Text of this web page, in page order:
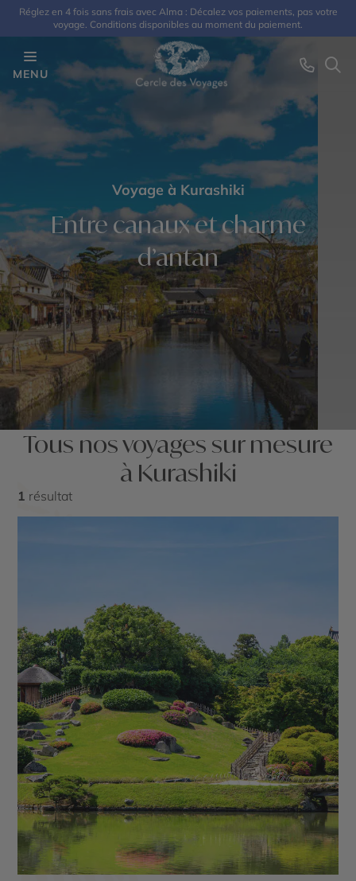
Réglez en 4 fois sans frais avec Alma : Décalez vos paiements, pas votre
voyage. Conditions disponibles au moment du paiement.
MENU
Voyage à Kurashiki
Entre canaux et charme
d’antan
Tous nos voyages sur mesure
à Kurashiki
1 résultat